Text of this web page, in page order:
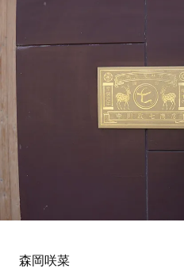
森岡咲菜